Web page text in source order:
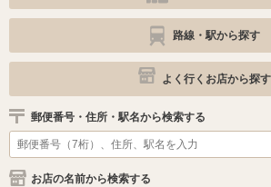
路線・駅から探す
よく行くお店から探す
郵便番号・住所・駅名から検索する
お店の名前から検索する